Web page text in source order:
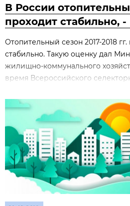
В России
проходит стабильно,
Отопительный сезон 2017-2018
стабильно. Такую оценку дал
жилищно-коммунального
время Всероссийского